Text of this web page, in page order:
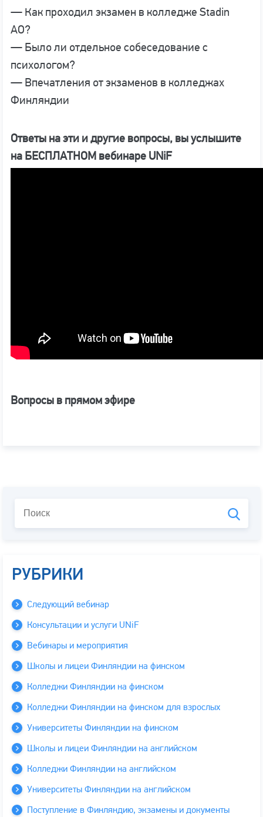
— Как проходил экзамен в колледже Stadin
AO?
— Было ли отдельное собеседование с
психологом?
— Впечатления от экзаменов в колледжах
Финляндии
Ответы на эти и другие вопросы, вы услышите
на БЕСПЛАТНОМ вебинаре UNiF
Вопросы в прямом эфире
РУБРИКИ
Следующий вебинар
Консультации и услуги UNiF
Вебинары и мероприятия
Школы и лицеи Финляндии на финском
Колледжи Финляндии на финском
Колледжи Финляндии на финском для взрослых
Университеты Финляндии на финском
Школы и лицеи Финляндии на английском
Колледжи Финляндии на английском
Университеты Финляндии на английском
Поступление в Финляндию, экзамены и документы